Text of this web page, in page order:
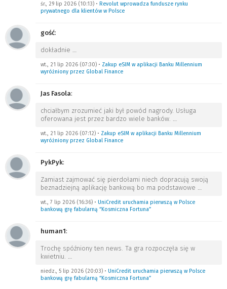
śr., 29 lip 2026 (10:13) • Revolut wprowadza fundusze rynku
prywatnego dla klientów w Polsce
gość:
dokładnie …
wt., 21 lip 2026 (07:30) • Zakup eSIM w aplikacji Banku Millennium
wyróżniony przez Global Finance
Jas Fasola:
chciałbym zrozumieć jaki był powód nagrody. Usługa
oferowana jest przez bardzo wiele banków. …
wt., 21 lip 2026 (07:12) • Zakup eSIM w aplikacji Banku Millennium
wyróżniony przez Global Finance
PykPyk:
Zamiast zajmować się pierdołami niech dopracują swoją
beznadziejną aplikację bankową bo ma podstawowe …
wt., 7 lip 2026 (16:36) • UniCredit uruchamia pierwszą w Polsce
bankową grę fabularną “Kosmiczna Fortuna”
human1:
Trochę spóźniony ten news. Ta gra rozpoczęła się w
kwietniu. …
niedz., 5 lip 2026 (20:03) • UniCredit uruchamia pierwszą w Polsce
bankową grę fabularną “Kosmiczna Fortuna”